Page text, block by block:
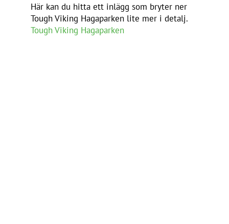
Här kan du hitta ett inlägg som bryter ner
Tough Viking Hagaparken lite mer i detalj.
Tough Viking Hagaparken